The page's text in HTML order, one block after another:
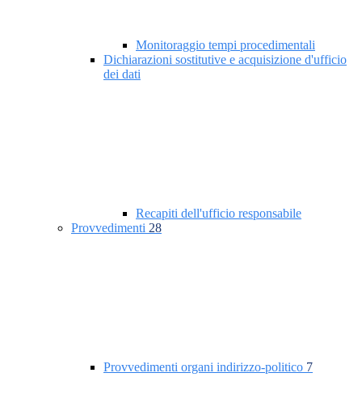
Monitoraggio tempi procedimentali
Dichiarazioni sostitutive e acquisizione d'ufficio
dei dati
Recapiti dell'ufficio responsabile
Provvedimenti 28
Provvedimenti organi indirizzo-politico 7